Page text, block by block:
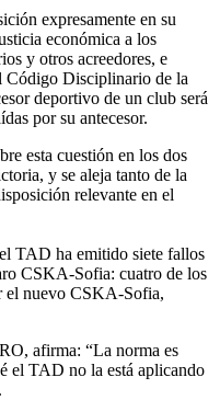
expresamente en su
económica a los
y otros acreedores, e
Código Disciplinario de la
deportivo de un club será
por su antecesor.
esta cuestión en los dos
y se aleja tanto de la
relevante en el
TAD ha emitido siete fallos
CSKA-Sofia: cuatro de los
el nuevo CSKA-Sofia,
afirma: “La norma es
el TAD no la está aplicando